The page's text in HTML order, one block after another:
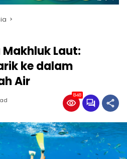
Laut:
ke dalam
Air
848